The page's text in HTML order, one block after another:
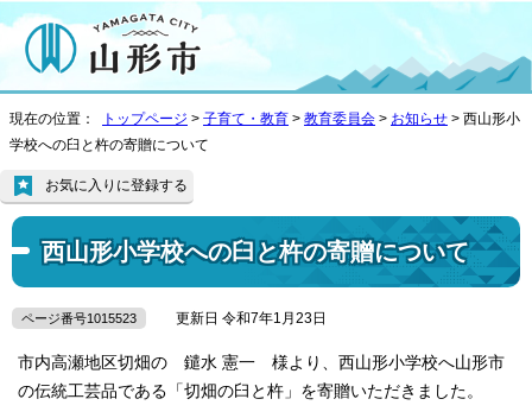
現在の位置： トップページ > 子育て・教育 > 教育委員会 > お知らせ > 西山形小
学校への臼と杵の寄贈について
西山形小学校への臼と杵の寄贈について
お気に入りに登録する
ページ番号1015523 更新日 令和7年1月23日
市内高瀬地区切畑の 鑓水 憲一 様より、西山形小学校へ山形市
の伝統工芸品である「切畑の臼と杵」を寄贈いただきました。